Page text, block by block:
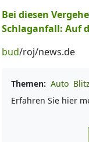
Bei diesen
Schlaganfall: Auf
bud/roj/news.de
Themen: Auto
Erfahren Sie hier